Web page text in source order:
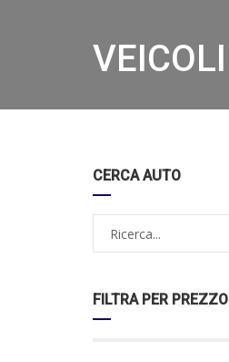
VEICOLI
CERCA AUTO
FILTRA PER PREZZO